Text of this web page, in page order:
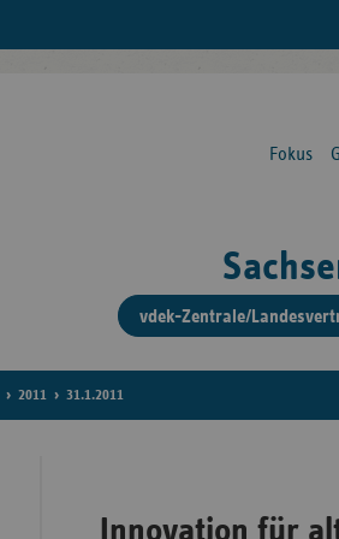
Fokus
vdek-Zentrale/
2011 31.1.2011
Innovation für